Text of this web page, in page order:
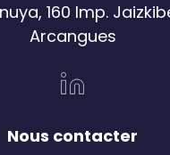
160 Imp.
Arcangues
Nous contacter